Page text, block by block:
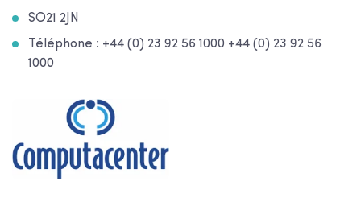
SO21 2JN
Téléphone : +44 (0) 23 92 56 1000 +44 (0) 23 92 56
1000